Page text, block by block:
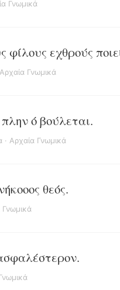
Γνωμικά
εχθρούς
Αρχαία Γνωμικά
ό βούλεται.
· Αρχαία Γνωμικά
θεός.
Γνωμικά